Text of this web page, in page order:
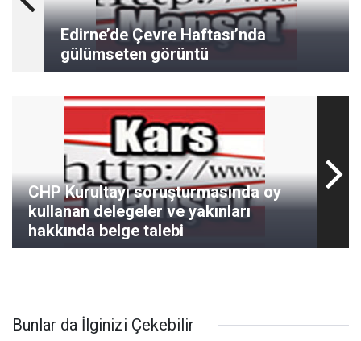
Edirne’de Çevre Haftası’nda
gülümseten görüntü
CHP Kurultayı soruşturmasında oy
kullanan delegeler ve yakınları
hakkında belge talebi
Bunlar da İlginizi Çekebilir